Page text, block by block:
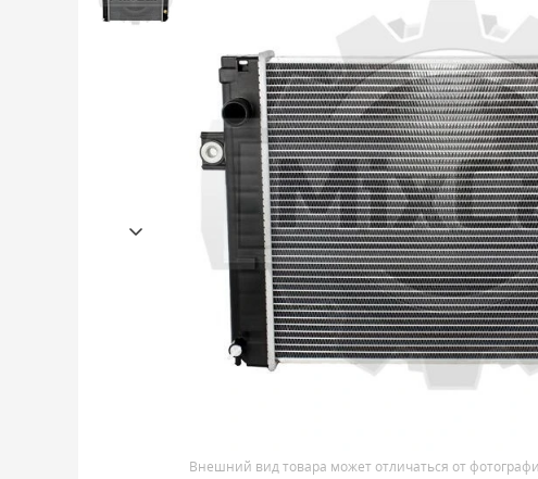
Внешний вид товара может отличаться от